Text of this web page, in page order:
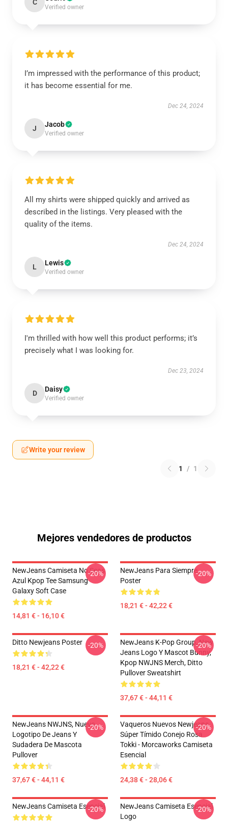
C
Verified owner
I’m impressed with the performance of this product;
it has become essential for me.
Dec 24, 2024
J Jacob
Verified owner
All my shirts were shipped quickly and arrived as
described in the listings. Very pleased with the
quality of the items.
Dec 24, 2024
L Lewis
Verified owner
I'm thrilled with how well this product performs; it’s
precisely what I was looking for.
Dec 23, 2024
D Daisy
Verified owner
Write your review
1 / 1
Mejores vendedores de productos
NewJeans Camiseta No Seas
Azul Kpop Tee Samsung
Galaxy Soft Case
14,81 € - 16,10 €
-20%
NewJeans Para Siempre
Poster
18,21 € - 42,22 €
-20%
Ditto Newjeans Poster
18,21 € - 42,22 €
-20%
NewJeans K-Pop Group, New
Jeans Logo Y Mascot Bunny,
Kpop NWJNS Merch, Ditto
Pullover Sweatshirt
37,67 € - 44,11 €
-20%
NewJeans NWJNS, Nuevo
Logotipo De Jeans Y
Sudadera De Mascota
Pullover
37,67 € - 44,11 €
-20%
Vaqueros Nuevos Newjeans
Súper Tímido Conejo Rosa
Tokki - Morcaworks Camiseta
Esencial
24,38 € - 28,06 €
-20%
NewJeans Camiseta Esencial
-20%
NewJeans Camiseta Esencial
Logo
-20%